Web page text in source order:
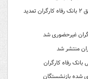
مهلت افتتاح حساب و پرداخت تسهیلات در طرح افق ۲ بانک رفاه کارگران تمدید
غیرحضوری شد
منتشر شد
رفاه کارگران
شده بازنشستگان